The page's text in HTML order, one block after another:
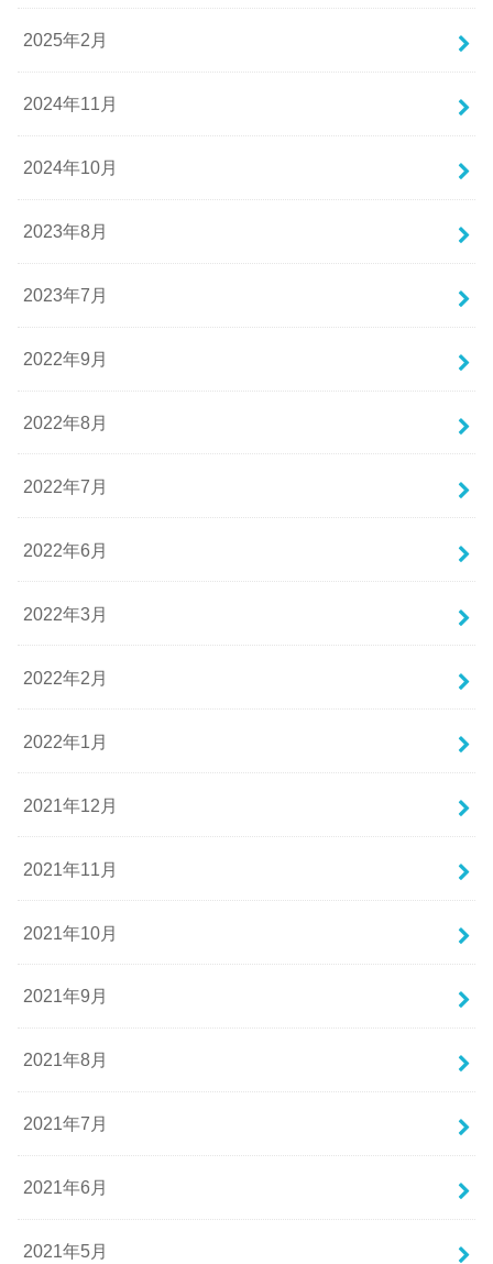
2025年2月
2024年11月
2024年10月
2023年8月
2023年7月
2022年9月
2022年8月
2022年7月
2022年6月
2022年3月
2022年2月
2022年1月
2021年12月
2021年11月
2021年10月
2021年9月
2021年8月
2021年7月
2021年6月
2021年5月